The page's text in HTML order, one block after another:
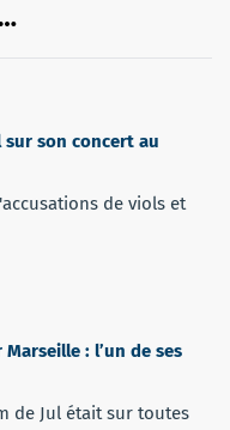
sur son concert au
de viols et
: l’un de ses
de Jul était sur toutes